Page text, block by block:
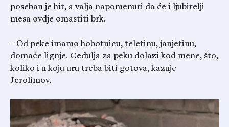
poseban je hit, a valja napomenuti da će i ljubitelji
mesa ovdje omastiti brk.
– Od peke imamo hobotnicu, teletinu, janjetinu,
domaće lignje. Cedulja za peku dolazi kod mene, što,
koliko i u koju uru treba biti gotova, kazuje
Jerolimov.